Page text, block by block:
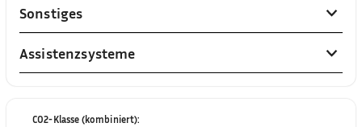
Sonstiges
Assistenzsysteme
CO2-Klasse (kombiniert):